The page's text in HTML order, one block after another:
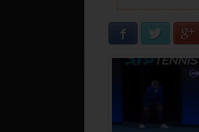
Facebook Twitter